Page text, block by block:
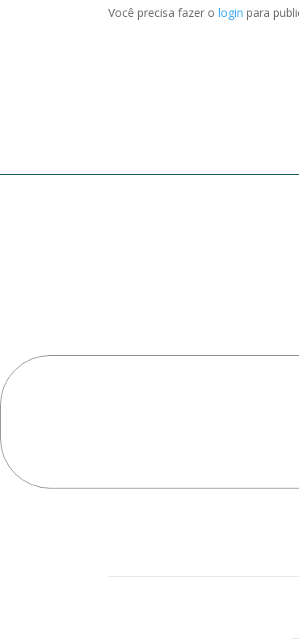
Você precisa fazer ologin para